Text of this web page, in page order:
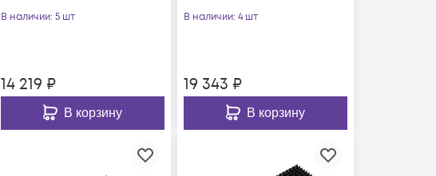
В наличии: 5 шт
14 219 ₽
В корзину
В наличии: 4 шт
19 343 ₽
В корзину